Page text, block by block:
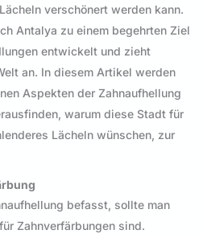
verschönert werden kann.
Antalya zu einem begehrten Ziel
entwickelt und zieht
an. In diesem Artikel werden
Aspekten der Zahnaufhellung
warum diese Stadt für
Lächeln wünschen, zur
befasst, sollte man
Zahnverfärbungen sind.